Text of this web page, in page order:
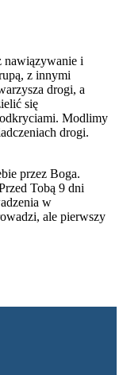
nawiązywanie i
z innymi
drogi, a
się
Modlimy
drogi.
przez Boga.
Tobą 9 dni
w
ale pierwszy